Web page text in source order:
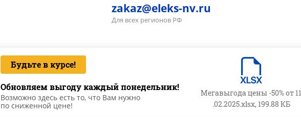
zakaz@eleks-nv.ru
Для всех регионов РФ
Будьте в курсе!
Обновляем выгоду каждый понедельник!
Возможно здесь есть то, что Вам нужно
по сниженной цене!
Мегавыгода цены -50% от 11
.02.2025.xlsx, 199.88 КБ